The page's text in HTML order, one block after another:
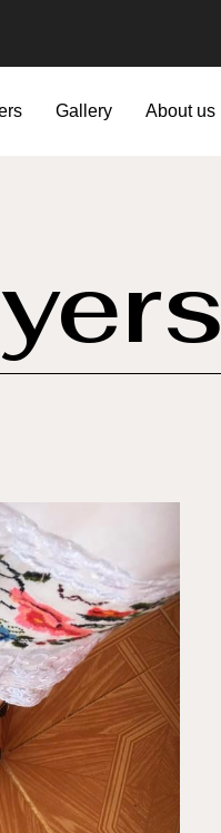
Gallery About us